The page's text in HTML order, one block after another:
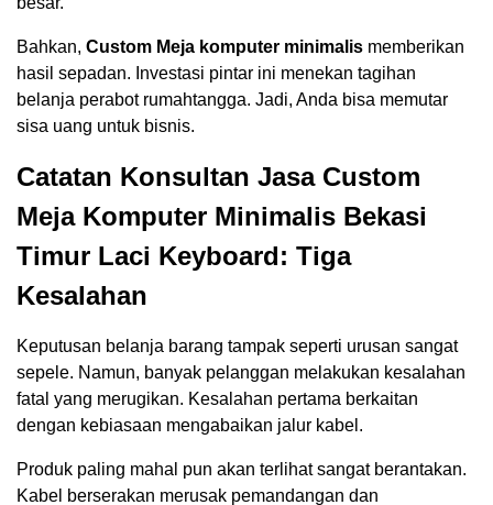
Bahkan, Custom Meja komputer minimalis memberikan
hasil sepadan. Investasi pintar ini menekan tagihan
belanja perabot rumahtangga. Jadi, Anda bisa memutar
sisa uang untuk bisnis.
Catatan Konsultan Jasa Custom
Meja Komputer Minimalis Bekasi
Timur Laci Keyboard: Tiga
Kesalahan
Keputusan belanja barang tampak seperti urusan sangat
sepele. Namun, banyak pelanggan melakukan kesalahan
fatal yang merugikan. Kesalahan pertama berkaitan
dengan kebiasaan mengabaikan jalur kabel.
Produk paling mahal pun akan terlihat sangat berantakan.
Kabel berserakan merusak pemandangan dan